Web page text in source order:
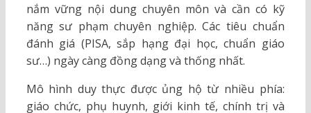
nắm vững nội dung chuyên môn và cần có kỹ
năng sư phạm chuyên nghiệp. Các tiêu chuẩn
đánh giá (PISA, sắp hạng đại học, chuẩn giáo
sư…) ngày càng đồng dạng và thống nhất.
Mô hình duy thực được ủng hộ từ nhiều phía:
giáo chức, phụ huynh, giới kinh tế, chính trị và